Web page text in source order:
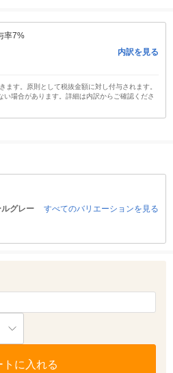
率7%
内訳を見る
ます。原則として税抜金額に対し付与されます。
場合があります。詳細は内訳からご確認くださ
グレー すべてのバリエーションを見る
トに入れる